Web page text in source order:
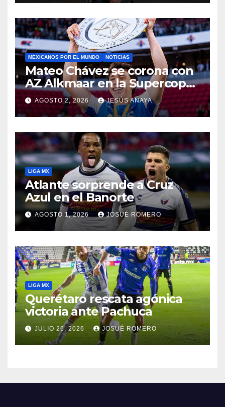
MEXICANOS POR EL MUNDO NOTICIAS
Mateo Chávez se corona con
AZ Alkmaar en la Supercopa
de Países Bajos
AGOSTO 2, 2026 JESÚS ANAYA
LIGA MX
Atlante sorprende a Cruz
Azul en el Banorte
AGOSTO 1, 2026 JOSUÉ ROMERO
LIGA MX
Querétaro rescata agónica
victoria ante Pachuca
JULIO 26, 2026 JOSUÉ ROMERO